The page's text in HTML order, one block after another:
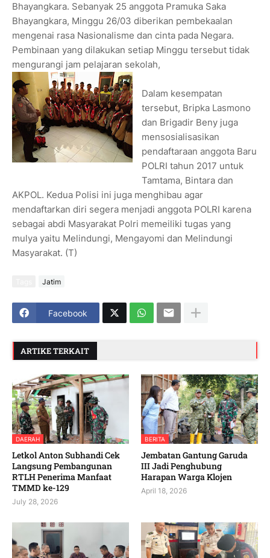
Bhayangkara. Sebanyak 25 anggota Pramuka Saka
Bhayangkara, Minggu 26/03 diberikan pembekaalan
mengenai rasa Nasionalisme dan cinta pada Negara.
Pembinaan yang dilakukan setiap Minggu tersebut tidak
mengurangi jam pelajaran sekolah,
Dalam kesempatan
tersebut, Bripka Lasmono
dan Brigadir Beny juga
mensosialisasikan
pendaftaraan anggota Baru
POLRI tahun 2017 untuk
Tamtama, Bintara dan
AKPOL. Kedua Polisi ini juga menghibau agar
mendaftarkan diri segera menjadi anggota POLRI karena
sebagai abdi Masyarakat Polri memeiliki tugas yang
mulya yaitu Melindungi, Mengayomi dan Melindungi
Masyarakat. (T)
Jatim
Facebook
ARTIKE TERKAIT
DAERAH
Letkol Anton Subhandi Cek
Langsung Pembangunan
RTLH Penerima Manfaat
TMMD ke-129
July 28, 2026
BERITA
Jembatan Gantung Garuda
III Jadi Penghubung
Harapan Warga Klojen
April 18, 2026